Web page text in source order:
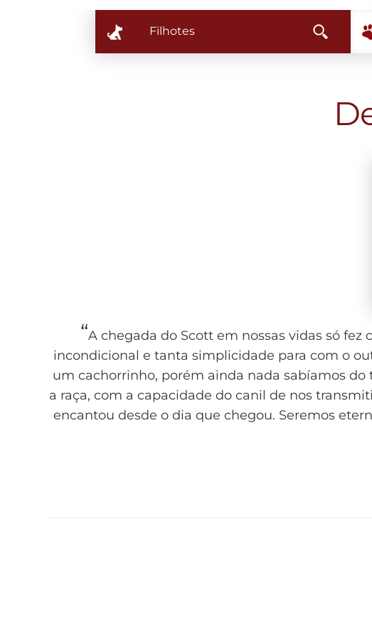
Filhotes
“A chegada do Scott em nossas vidas só
incondicional e tanta simplicidade para com o
um cachorrinho, porém ainda nada sabíamos
a raça, com a capacidade do canil de nos
encantou desde o dia que chegou. Seremos